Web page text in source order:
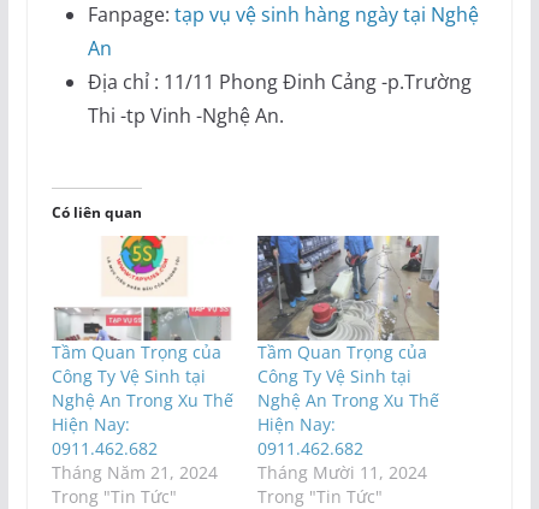
Fanpage: tạp vụ vệ sinh hàng ngày tại Nghệ
An
Địa chỉ : 11/11 Phong Đinh Cảng -p.Trường
Thi -tp Vinh -Nghệ An.
Có liên quan
Tầm Quan Trọng của
Công Ty Vệ Sinh tại
Nghệ An Trong Xu Thế
Hiện Nay:
0911.462.682
Tháng Năm 21, 2024
Trong "Tin Tức"
Tầm Quan Trọng của
Công Ty Vệ Sinh tại
Nghệ An Trong Xu Thế
Hiện Nay:
0911.462.682
Tháng Mười 11, 2024
Trong "Tin Tức"